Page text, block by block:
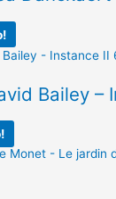
Bailey –